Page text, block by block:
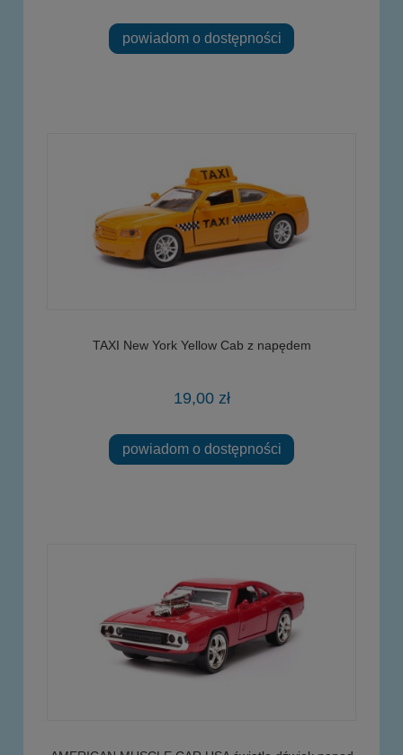
powiadom o dostępności
TAXI New York Yellow Cab z napędem
19,00 zł
powiadom o dostępności